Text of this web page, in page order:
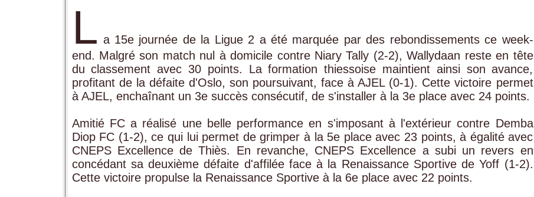
L a 15e journée de la Ligue 2 a été marquée par des rebondissements ce week-
end. Malgré son match nul à domicile contre Niary Tally (2-2), Wallydaan reste en tête
du classement avec 30 points. La formation thiessoise maintient ainsi son avance,
profitant de la défaite d'Oslo, son poursuivant, face à AJEL (0-1). Cette victoire permet
à AJEL, enchaînant un 3e succès consécutif, de s'installer à la 3e place avec 24 points.
Amitié FC a réalisé une belle performance en s'imposant à l'extérieur contre Demba
Diop FC (1-2), ce qui lui permet de grimper à la 5e place avec 23 points, à égalité avec
CNEPS Excellence de Thiès. En revanche, CNEPS Excellence a subi un revers en
concédant sa deuxième défaite d'affilée face à la Renaissance Sportive de Yoff (1-2).
Cette victoire propulse la Renaissance Sportive à la 6e place avec 22 points.